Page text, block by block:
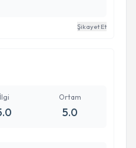
VE GEREKSİZ BİR
YAŞADIM.TA Kİ
Şikayet Et
İlgi Ortam
5.0